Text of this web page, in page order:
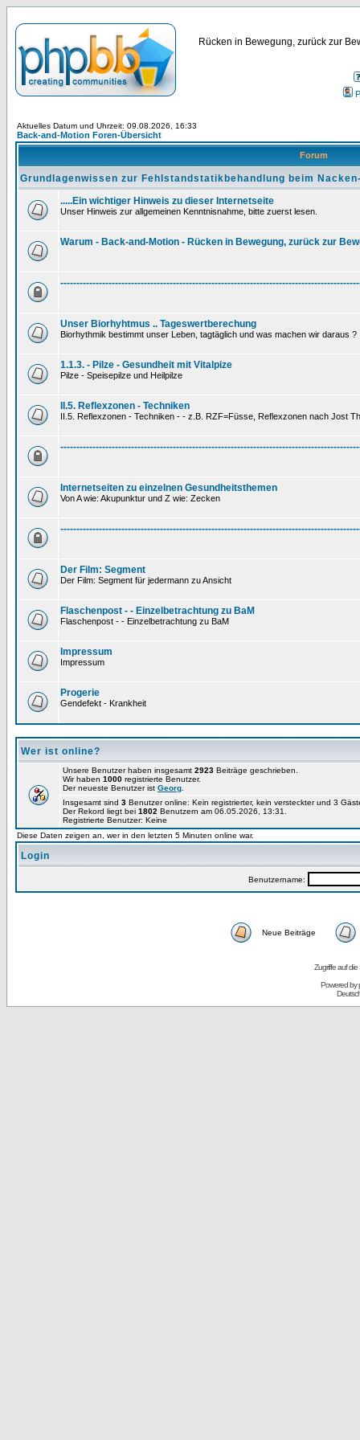
Rücken in Bewegung, zurück zur
Aktuelles Datum und Uhrzeit: 09.08.2026, 16:33
Back-and-Motion Foren-Übersicht
Forum
Grundlagenwissen zur Fehlstandstatikbehandlung beim
.....Ein wichtiger Hinweis zu dieser Internetseite
Unser Hinweis zur allgemeinen Kenntnisnahme, bitte zuerst lesen.
Warum - Back-and-Motion - Rücken in Bewegung, zurück zur
Unser Biorhyhtmus .. Tageswertberechung
Biorhythmik bestimmt unser Leben, tagtäglich und was machen wir daraus ?
1.1.3. - Pilze - Gesundheit mit Vitalpize
Pilze - Speisepilze und Heilpilze
II.5. Reflexzonen - Techniken
II.5. Reflexzonen - Techniken - - z.B. RZF=Füsse, Reflexzonen nach Jost
Internetseiten zu einzelnen Gesundheitsthemen
Von A wie: Akupunktur und Z wie: Zecken
Der Film: Segment
Der Film: Segment für jedermann zu Ansicht
Flaschenpost - - Einzelbetrachtung zu BaM
Flaschenpost - - Einzelbetrachtung zu BaM
Impressum
Impressum
Progerie
Gendefekt - Krankheit
Wer ist online?
Unsere Benutzer haben insgesamt 2923 Beiträge geschrieben.
Wir haben 1000 registrierte Benutzer.
Der neueste Benutzer ist Georg
Insgesamt sind 3 Benutzer online: Kein registrierter, kein versteckter und 3
Der Rekord liegt bei 1802 Benutzern am 06.05.2026, 13:31.
Registrierte Benutzer: Keine
Diese Daten zeigen an, wer in den letzten 5 Minuten online war.
Login
Benutzername:
Neue Beiträge
Zugriffe auf
Powered by